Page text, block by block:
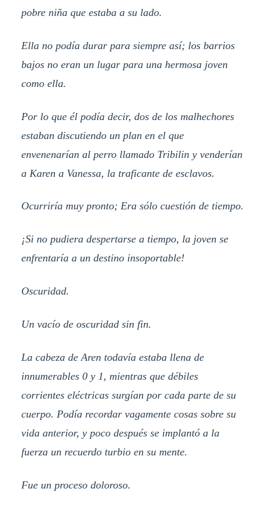
pobre niña que estaba a su lado.
Ella no podía durar para siempre así; los barrios
bajos no eran un lugar para una hermosa joven
como ella.
Por lo que él podía decir, dos de los malhechores
estaban discutiendo un plan en el que
envenenarían al perro llamado Tribilin y venderían
a Karen a Vanessa, la traficante de esclavos.
Ocurriría muy pronto; Era sólo cuestión de tiempo.
¡Si no pudiera despertarse a tiempo, la joven se
enfrentaría a un destino insoportable!
Oscuridad.
Un vacío de oscuridad sin fin.
La cabeza de Aren todavía estaba llena de
innumerables 0 y 1, mientras que débiles
corrientes eléctricas surgían por cada parte de su
cuerpo. Podía recordar vagamente cosas sobre su
vida anterior, y poco después se implantó a la
fuerza un recuerdo turbio en su mente.
Fue un proceso doloroso.